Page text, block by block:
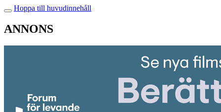
Hoppa till huvudinnehåll
ANNONS